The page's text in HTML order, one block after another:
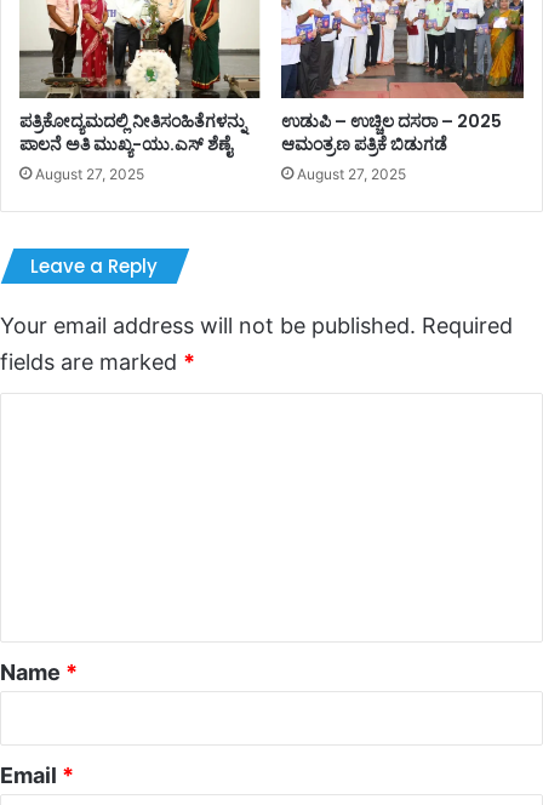
ಪತ್ರಿಕೋದ್ಯಮದಲ್ಲಿ ನೀತಿಸಂಹಿತೆಗಳನ್ನು
ಪಾಲನೆ ಅತಿ ಮುಖ್ಯ-ಯು.ಎಸ್ ಶೆಣೈ
August 27, 2025
ಉಡುಪಿ – ಉಚ್ಚಿಲ ದಸರಾ – 2025
ಆಮಂತ್ರಣ ಪತ್ರಿಕೆ ಬಿಡುಗಡೆ
August 27, 2025
Leave a Reply
Your email address will not be published. Required
fields are marked *
*
Name *
Email *